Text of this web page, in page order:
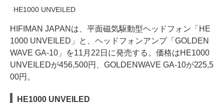
HE1000 UNVEILED
HIFIMAN JAPANは、平面磁気駆動型ヘッドフォン「HE
1000 UNVEILED」と、ヘッドフォンアンプ「GOLDEN
WAVE GA-10」を11月22日に発売する。価格はHE1000
UNVEILEDが456,500円、GOLDENWAVE GA-10が225,5
00円。
HE1000 UNVEILED